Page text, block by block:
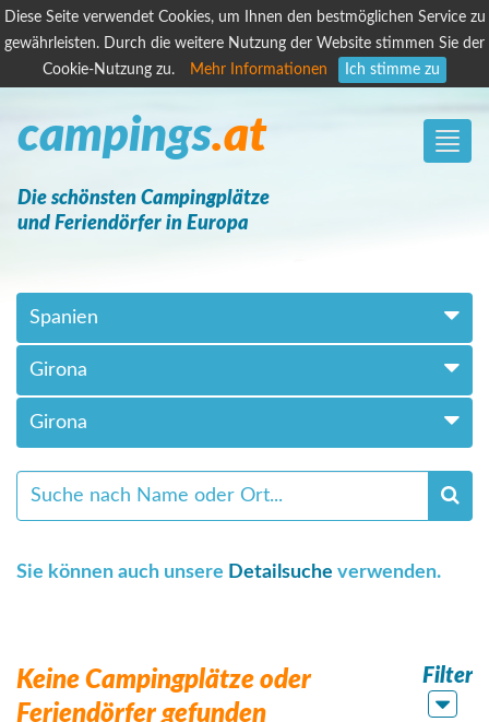
Diese Seite verwendet Cookies, um Ihnen den bestmöglichen Service zu
gewährleisten. Durch die weitere Nutzung der Website stimmen Sie der
Cookie-Nutzung zu.
Mehr Informationen Ich stimme zu
Toggle
campings.at
Die schönsten Campingplätze
und Feriendörfer in Europa
Spanien
Girona
Girona
Sie können auch unsere Detailsuche verwenden.
Keine Campingplätze oder
Feriendörfer gefunden
Filter